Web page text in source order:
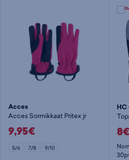
Acces
Acces Sormikkaat Pritex jr
9,95€
5/6 7/8 9/10
HC
8€